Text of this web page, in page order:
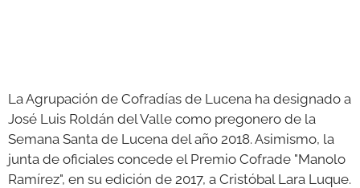
NECROLÓGICAS
GALERÍAS
La Agrupación de Cofradías de Lucena ha designado a
José Luis Roldán del Valle como pregonero de la
Semana Santa de Lucena del año 2018. Asimismo, la
junta de oficiales concede el Premio Cofrade "Manolo
Ramírez", en su edición de 2017, a Cristóbal Lara Luque.